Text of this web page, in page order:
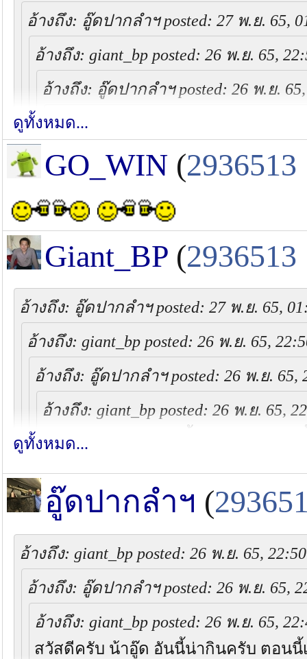
อ้างถึง: อู๊ดปากลำฯ posted: 27 พ.ย. 65,
อ้างถึง: giant_bp posted: 26 พ.ย. 65,
อ้างถึง: อู๊ดปากลำฯ posted: 26 พ.ย.
อ้างถึง: giant_bp posted: 26 พ.ย. 65,
สวัสดีครับ น้าอู๊ด อันนี้น่ากินครับ ตอ
น้องสาว กลับมาไปตกได้นะครับ
ถ้าปล่อยกุ้งไซส์สวยๆแบบเดิม น่าไปม
ผมไปมาครั้งนึง กุ้งไม่ใหญ่มาก แต่โอ
หลายที่ตอนนี้ ปล่อยดีๆ กุ้งใหญ่ๆครับ
อุปกรณ์ผมมีเยอะมากกกก ทิ้งไว้บ้านเ
แล้ว กลับไปต้องซื้อใหม่หมดเลยครับ เ
ค่อยดี แถมแต่ละชุดใส่จินตนาการลงไป
ครับน้า ใส่แว่นครับ ผมก็เหมือนกันเล็งแ
ส่วนของน้าสเถียร สั่งได้ครับ
น้ามาเมื่
ขอบคุณมากครับ
ดูทั้งหมด...
GO_WIN (2936513
Giant_BP (2936513
อ้างถึง: อู๊ดปากลำฯ posted: 27 พ.ย. 65,
อ้างถึง: giant_bp posted: 26 พ.ย. 65,
อ้างถึง: อู๊ดปากลำฯ posted: 26 พ.ย. 65,
อ้างถึง: giant_bp posted: 26 พ.ย. 65,
สวัสดีครับ น้าอู๊ด อันนี้น่ากินครับ ตอนนี้
ถ้าปล่อยกุ้งไซส์สวยๆแบบเดิม น่าไปมา
ผมไปมาครั้งนึง กุ้งไม่ใหญ่มาก แต่โอ กิ
หลายที่ตอนนี้ ปล่อยดีๆ กุ้งใหญ่ๆครับ
ดูทั้งหมด...
อู๊ดปากลำฯ (
อ้างถึง: giant_bp posted: 26 พ.ย. 65, 22:50
อ้างถึง: อู๊ดปากลำฯ posted: 26 พ.ย. 65,
อ้างถึง: giant_bp posted: 26 พ.ย. 65,
สวัสดีครับ น้าอู๊ด อันนี้น่ากินครับ ตอนนี้